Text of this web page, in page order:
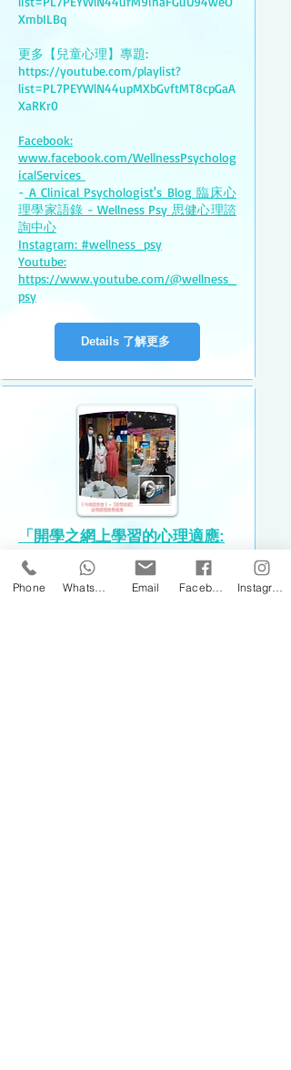
XmbILBq
更多【兒童心理】專題:
https://youtube.com/playlist?
list=PL7PEYWlN44upMXbGvftMT8cpGaA
XaRKr0
Facebook:
www.facebook.com/WellnessPsycholog
icalServices
- A Clinical Psychologist's Blog 臨床心
理學家語錄 - Wellness Psy 思健心理諮
詢中心
Instagram: #wellness_psy
Youtube:
https://www.youtube.com/@wellness_
psy
Details 了解更多
「開學之網上學習的心理適應:
學童和家長面對網上學習的壓力
和心理適應」-
Phone Email